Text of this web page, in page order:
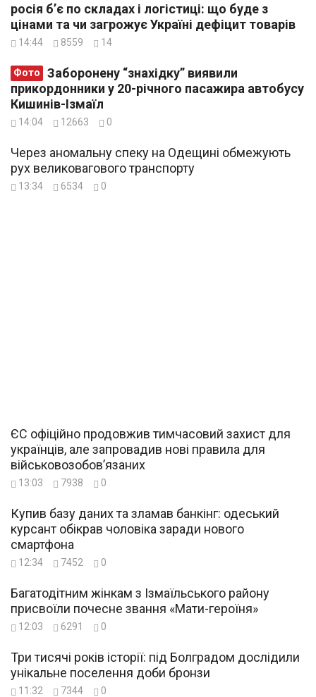
росія б’є по складах і логістиці: що буде з
цінами та чи загрожує Україні дефіцит товарів
14:44 8559 14
Фото
прикордонники у 20-річного пасажира автобусу
Кишинів-Ізмаїл
14:04 12663 0
Через аномальну спеку на Одещині обмежують
рух великовагового транспорту
13:34 6534 0
ЄС офіційно продовжив тимчасовий захист для
українців, але запровадив нові правила для
військовозобов’язаних
13:03 7938 0
Купив базу даних та зламав банкінг: одеський
курсант обікрав чоловіка заради нового
смартфона
12:34 7452 0
Багатодітним жінкам з Ізмаїльського району
присвоїли почесне звання «Мати-героїня»
12:03 6291 0
Три тисячі років історії: під Болградом дослідили
унікальне поселення доби бронзи
11:32 7344 0